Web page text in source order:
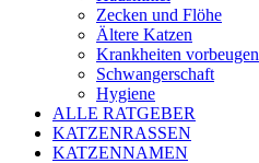
Zecken und Flöhe
Ältere Katzen
Krankheiten vorbeugen
Schwangerschaft
Hygiene
ALLE RATGEBER
KATZENRASSEN
KATZENNAMEN